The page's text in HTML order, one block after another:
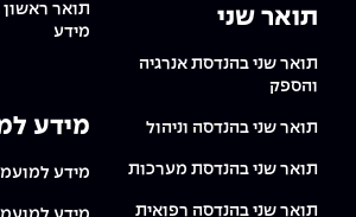
תואר שני
תואר שני בהנדסת אנרגיה
והספק
תואר שני בהנדסה וניהול
תואר שני בהנדסת מערכות
תואר שני בהנדסה רפואית
תואר
מידע
מידע
מידע